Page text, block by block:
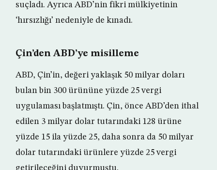
suçladı. Ayrıca ABD’nin fikri mülkiyetinin
‘hırsızlığı’ nedeniyle de kınadı.
Çin’den ABD’ye misilleme
ABD, Çin’in, değeri yaklaşık 50 milyar doları
bulan bin 300 ürününe yüzde 25 vergi
uygulaması başlatmıştı. Çin, önce ABD’den ithal
edilen 3 milyar dolar tutarındaki 128 ürüne
yüzde 15 ila yüzde 25, daha sonra da 50 milyar
dolar tutarındaki ürünlere yüzde 25 vergi